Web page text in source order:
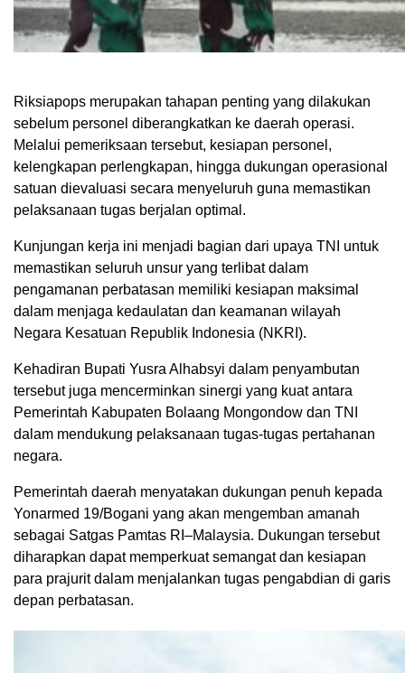
Riksiapops merupakan tahapan penting yang dilakukan
sebelum personel diberangkatkan ke daerah operasi.
Melalui pemeriksaan tersebut, kesiapan personel,
kelengkapan perlengkapan, hingga dukungan operasional
satuan dievaluasi secara menyeluruh guna memastikan
pelaksanaan tugas berjalan optimal.
Kunjungan kerja ini menjadi bagian dari upaya TNI untuk
memastikan seluruh unsur yang terlibat dalam
pengamanan perbatasan memiliki kesiapan maksimal
dalam menjaga kedaulatan dan keamanan wilayah
Negara Kesatuan Republik Indonesia (NKRI).
Kehadiran Bupati Yusra Alhabsyi dalam penyambutan
tersebut juga mencerminkan sinergi yang kuat antara
Pemerintah Kabupaten Bolaang Mongondow dan TNI
dalam mendukung pelaksanaan tugas-tugas pertahanan
negara.
Pemerintah daerah menyatakan dukungan penuh kepada
Yonarmed 19/Bogani yang akan mengemban amanah
sebagai Satgas Pamtas RI–Malaysia. Dukungan tersebut
diharapkan dapat memperkuat semangat dan kesiapan
para prajurit dalam menjalankan tugas pengabdian di garis
depan perbatasan.